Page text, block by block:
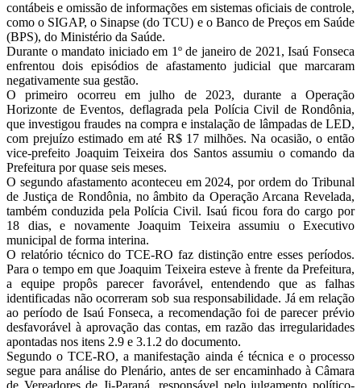
contábeis e omissão de informações em sistemas oficiais de controle,
como o SIGAP, o Sinapse (do TCU) e o Banco de Preços em Saúde
(BPS), do Ministério da Saúde.
Durante o mandato iniciado em 1º de janeiro de 2021, Isaú Fonseca
enfrentou dois episódios de afastamento judicial que marcaram
negativamente sua gestão.
O primeiro ocorreu em julho de 2023, durante a Operação
Horizonte de Eventos, deflagrada pela Polícia Civil de Rondônia,
que investigou fraudes na compra e instalação de lâmpadas de LED,
com prejuízo estimado em até R$ 17 milhões. Na ocasião, o então
vice-prefeito Joaquim Teixeira dos Santos assumiu o comando da
Prefeitura por quase seis meses.
O segundo afastamento aconteceu em 2024, por ordem do Tribunal
de Justiça de Rondônia, no âmbito da Operação Arcana Revelada,
também conduzida pela Polícia Civil. Isaú ficou fora do cargo por
18 dias, e novamente Joaquim Teixeira assumiu o Executivo
municipal de forma interina.
O relatório técnico do TCE-RO faz distinção entre esses períodos.
Para o tempo em que Joaquim Teixeira esteve à frente da Prefeitura,
a equipe propôs parecer favorável, entendendo que as falhas
identificadas não ocorreram sob sua responsabilidade. Já em relação
ao período de Isaú Fonseca, a recomendação foi de parecer prévio
desfavorável à aprovação das contas, em razão das irregularidades
apontadas nos itens 2.9 e 3.1.2 do documento.
Segundo o TCE-RO, a manifestação ainda é técnica e o processo
segue para análise do Plenário, antes de ser encaminhado à Câmara
de Vereadores de Ji-Paraná, responsável pelo julgamento político-